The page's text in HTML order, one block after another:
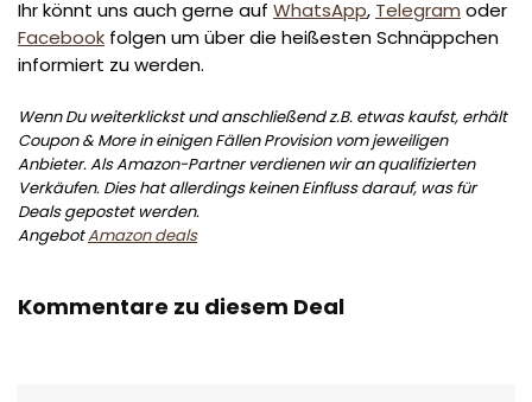
Ihr könnt uns auch gerne auf WhatsApp, Telegram oder
Facebook folgen um über die heißesten Schnäppchen
informiert zu werden.
Wenn Du weiterklickst und anschließend z.B. etwas kaufst, erhält
Coupon & More in einigen Fällen Provision vom jeweiligen
Anbieter. Als Amazon-Partner verdienen wir an qualifizierten
Verkäufen. Dies hat allerdings keinen Einfluss darauf, was für
Deals gepostet werden.
AngebotAmazon deals
Kommentare zu diesem Deal